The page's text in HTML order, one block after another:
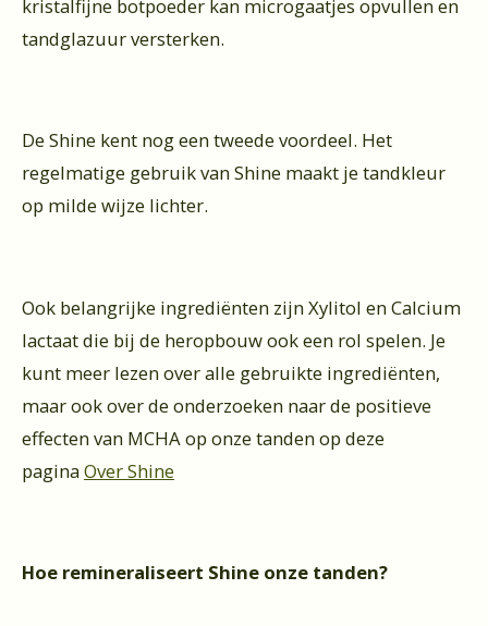
kristalfijne botpoeder kan microgaatjes opvullen en
tandglazuur versterken.
De Shine kent nog een tweede voordeel. Het
regelmatige gebruik van Shine maakt je tandkleur
op milde wijze lichter.
Ook belangrijke ingrediënten zijn Xylitol en Calcium
lactaat die bij de heropbouw ook een rol spelen. Je
kunt meer lezen over alle gebruikte ingrediënten,
maar ook over de onderzoeken naar de positieve
effecten van MCHA op onze tanden op deze
paginaOver Shine
Hoe remineraliseert Shine onze tanden?